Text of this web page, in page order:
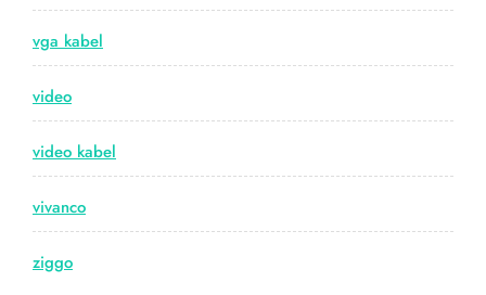
vga kabel
video
video kabel
vivanco
ziggo